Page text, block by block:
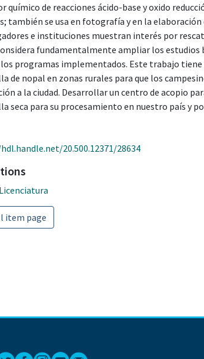
químico de reacciones ácido-base y oxido
también se usa en fotografía y en la
e instituciones muestran interés por
fundamentalmente ampliar los
los programas implementados. Este trabajo
de nopal en zonas rurales para que los
a la ciudad. Desarrollar un centro de acopio
seca para su procesamiento en nuestro país y
20.500.12371/28634
item page